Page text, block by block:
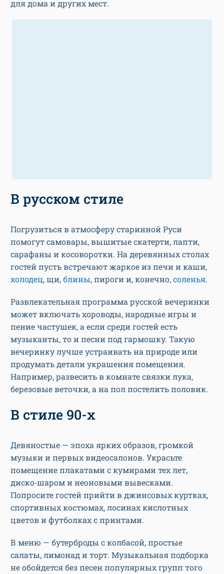
для дома и других мест.
В русском стиле
Погрузиться в атмосферу старинной Руси
помогут самовары, вышитые скатерти, лапти,
сарафаны и косоворотки. На деревянных столах
гостей пусть встречают жаркое из печи и каши,
холодец, щи,блины, пироги и, конечно,соленья.
Развлекательная программа русской вечеринки
может включать хороводы, народные игры и
пение частушек, а если среди гостей есть
музыканты, то и песни под гармошку. Такую
вечеринку лучше устраивать на природе или
продумать детали украшения помещения.
Например, развесить в комнате связки лука,
березовые веточки, а на пол постелить половик.
В стиле 90-х
Девяностые — эпоха ярких образов, громкой
музыки и первых видеосалонов. Украсьте
помещение плакатами с кумирами тех лет,
диско‑шаром и неоновыми вывесками.
Попросите гостей прийти в джинсовых куртках,
спортивных костюмах, лосинах кислотных
цветов и футболках с принтами.
В меню — бутерброды с колбасой, простые
салаты, лимонад и торт. Музыкальная подборка
не обойдется без песен популярных групп того